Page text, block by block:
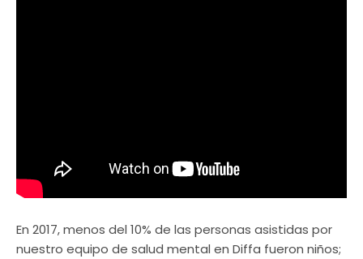
En 2017, menos del 10% de las personas asistidas por
nuestro equipo de salud mental en Diffa fueron niños;